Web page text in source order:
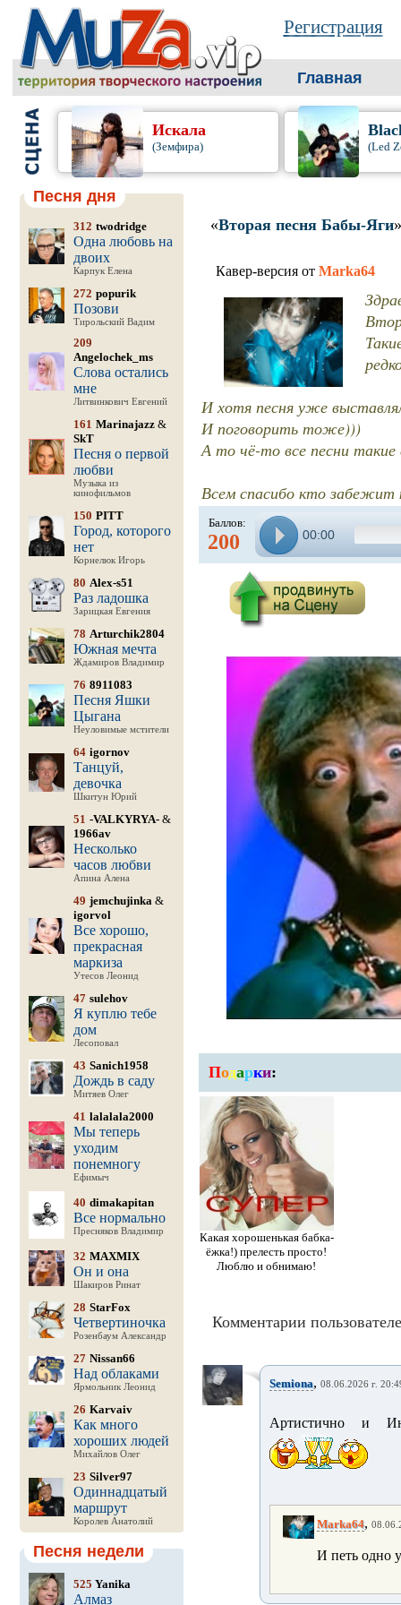
Регистрация
Главная
Искала
(Земфира) (Led
Песня дня
312 twodridge
Одна любовь на
двоих
Карпук Елена
272 popurik
Позови
Тирольский Вадим
209
Angelochek_ms
Слова остались
мне
Литвинкович Евгений
161 Marinajazz&
SkT
Песня о первой
любви
Музыка из
кинофильмов
150 PITT
Город, которого
нет
Корнелюк Игорь
80 Alex-s51
Раз ладошка
Зарицкая Евгения
78 Arturchik2804
Южная мечта
Ждамиров Владимир
76 8911083
Песня Яшки
Цыгана
Неуловимые мстители
64 igornov
Танцуй,
девочка
Шкитун Юрий
51 -VALKYRYA-&
1966av
Несколько
часов любви
Апина Алена
49 jemchujinka&
igorvol
Все хорошо,
прекрасная
маркиза
Утесов Леонид
47 sulehov
Я куплю тебе
дом
Лесоповал
43 Sanich1958
Дождь в саду
Митяев Олег
41 lalalala2000
Мы теперь
уходим
понемногу
Ефимыч
40 dimakapitan
Все нормально
Пресняков Владимир
32 MAXMIX
Он и она
Шакиров Ринат
28 StarFox
Четвертиночка
Розенбаум Александр
27 Nissan66
Над облаками
Ярмольник Леонид
26 Karvaiv
Как много
хороших людей
Михайлов Олег
23 Silver97
Одиннадцатый
маршрут
Королев Анатолий
Песня недели
525 Yanika
Алмаз
«Вторая песня Бабы-Яги
Кавер-версия от Marka64
И хотя песня уже
И поговорить тоже)))
А то чё-то все песни
Всем спасибо кто забежит
Баллов:
200 00:00
Подарки:
Какая хорошенькая бабка-
ёжка!) прелесть просто!
Люблю и обнимаю!
Комментарии
Semiona, 08.06.2026 г.
Артистично и
Marka64,
И петь одно